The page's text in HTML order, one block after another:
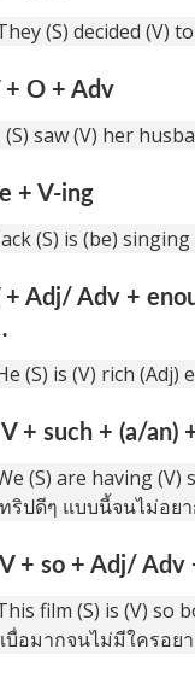
(S) decided (V)
+ O + Adv
(S) saw (V) her
+ V-ing
(S) is (be)
+ Adj/ Adv +
(S) is (V) rich
+ such + (a/
(S) are having
ทริปดีๆ แบบนี้จนไม่อย
V + so + Adj/
film (S) is (V) so
บื่อมากจนไม่มีใครอย